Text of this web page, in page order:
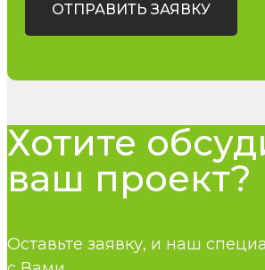
ОТПРАВИТЬ ЗАЯВКУ
Хотите
ваш проект?
Оставьте заявку, и наш